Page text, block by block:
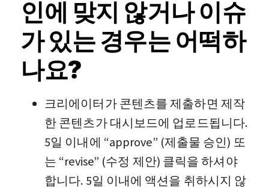
인에 맞지 않거나 이슈
가 있는 경우는 어떡하
나요?
크리에이터가 콘텐츠를 제출하면 제작
한 콘텐츠가 대시보드에 업로드됩니다.
5일 이내에 “approve” (제출물 승인) 또
는 “revise” (수정 제안) 클릭을 하셔야
합니다. 5일 이내에 액션을 취하시지 않